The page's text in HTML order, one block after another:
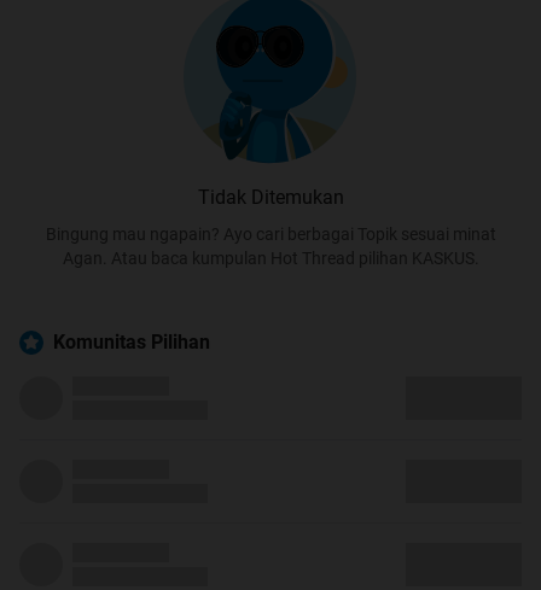
Tidak Ditemukan
Bingung mau ngapain? Ayo cari berbagai Topik sesuai minat
Agan. Atau baca kumpulan Hot Thread pilihan KASKUS.
Komunitas Pilihan